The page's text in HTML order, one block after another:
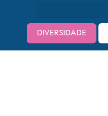
DIVERSIDADE